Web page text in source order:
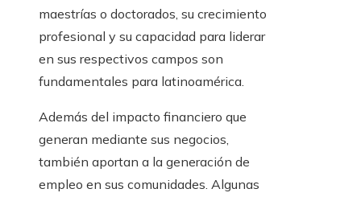
maestrías o doctorados, su crecimiento
profesional y su capacidad para liderar
en sus respectivos campos son
fundamentales para latinoamérica.
Además del impacto financiero que
generan mediante sus negocios,
también aportan a la generación de
empleo en sus comunidades. Algunas